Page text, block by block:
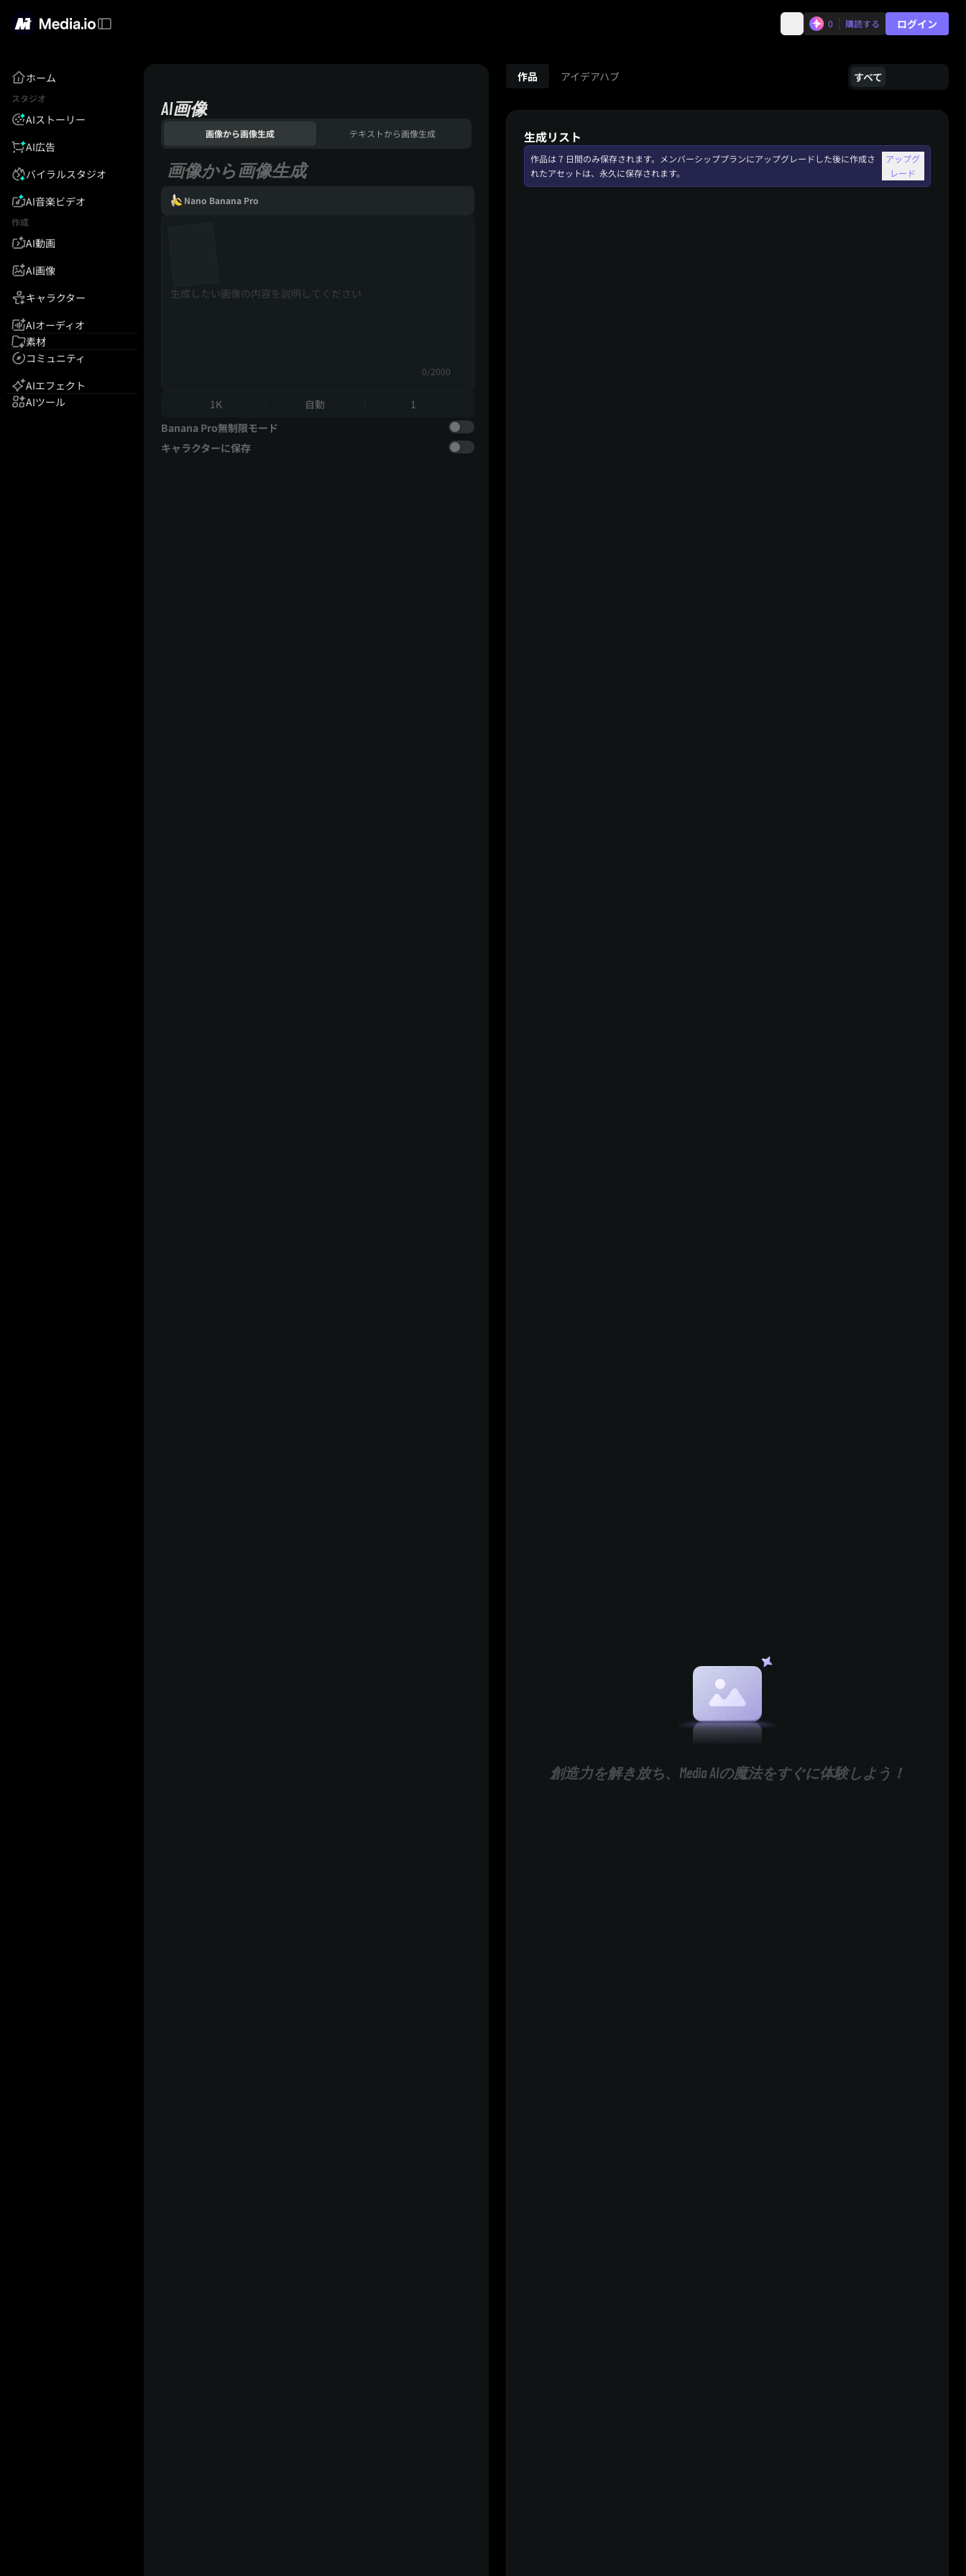
0 購読する ログイン
ホーム
スタジオ
AIストーリー
AI広告
バイラルスタジオ
AI音楽ビデオ
作成
AI動画
AI画像
キャラクター
AIオーディオ
素材
コミュニティ
AIエフェクト
AIツール
AI画像
画像から画像生成 テキストから画像生成
画像から画像生成
Nano Banana Pro
0/2000
1K 自動
1
Banana Pro無制限モード
キャラクターに保存
作品 アイデアハブ すべて
生成リスト
作品は 7 日間のみ保存されます。メンバーシッププランにアップグレードした後に作成さ
れたアセットは、永久に保存されます。
アップグ
レード
創造力を解き放ち、Media AIの魔法をすぐに体験しよう！